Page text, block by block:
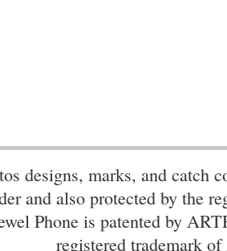
designs, marks, and catch
and also protected by the
Phone is patented by
registered trademark